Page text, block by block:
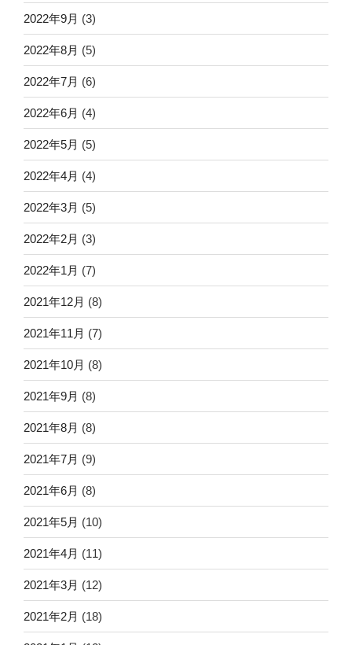
2022年9月 (3)
2022年8月 (5)
2022年7月 (6)
2022年6月 (4)
2022年5月 (5)
2022年4月 (4)
2022年3月 (5)
2022年2月 (3)
2022年1月 (7)
2021年12月 (8)
2021年11月 (7)
2021年10月 (8)
2021年9月 (8)
2021年8月 (8)
2021年7月 (9)
2021年6月 (8)
2021年5月 (10)
2021年4月 (11)
2021年3月 (12)
2021年2月 (18)